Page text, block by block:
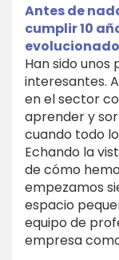
Antes de
cumplir 10
evolucionado
Han sido unos
interesantes.
en el sector
aprender y
cuando todo
Echando la
de cómo
empezamos
espacio
equipo de
empresa